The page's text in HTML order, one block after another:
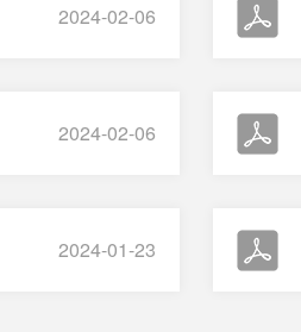
2024-02-06
2024-02-06
2024-01-23